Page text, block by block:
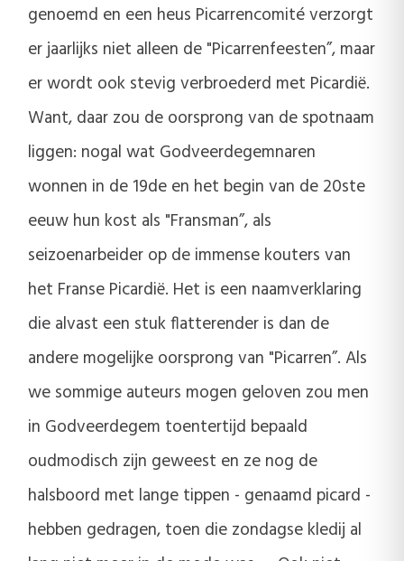
genoemd en een heus Picarrencomité verzorgt
er jaarlijks niet alleen de "Picarrenfeesten”, maar
er wordt ook stevig verbroederd met Picardië.
Want, daar zou de oorsprong van de spotnaam
liggen: nogal wat Godveerdegemnaren
wonnen in de 19de en het begin van de 20ste
eeuw hun kost als "Fransman”, als
seizoenarbeider op de immense kouters van
het Franse Picardië. Het is een naamverklaring
die alvast een stuk flatterender is dan de
andere mogelijke oorsprong van "Picarren”. Als
we sommige auteurs mogen geloven zou men
in Godveerdegem toentertijd bepaald
oudmodisch zijn geweest en ze nog de
halsboord met lange tippen - genaamd picard -
hebben gedragen, toen die zondagse kledij al